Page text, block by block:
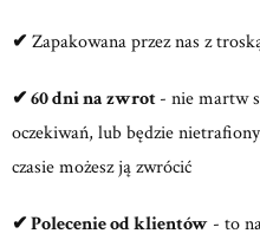
✔ Zapakowana przez nas z
✔ 60 dni na zwrot- nie martw
oczekiwań, lub będzie
czasie możesz ją zwrócić
✔ Polecenie od klientów- to